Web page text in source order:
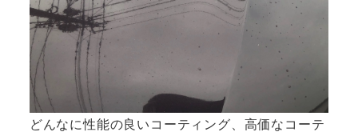
どんなに性能の良いコーティング、高価なコーテ